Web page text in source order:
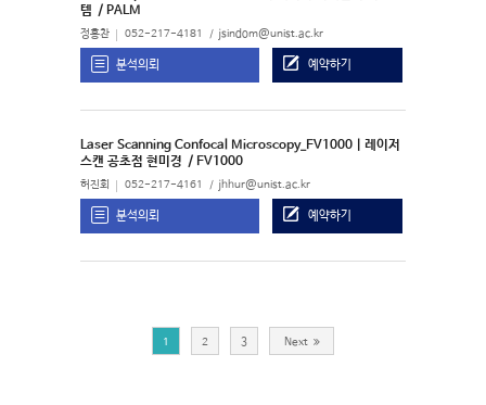
템 / PALM
정홍찬 052-217-4181 jsindom@unist.ac.kr
분석의뢰 예약하기
Laser Scanning Confocal Microscopy_FV1000 | 레이저
스캔 공초점 현미경 / FV1000
허진회 052-217-4161 jhhur@unist.ac.kr
분석의뢰 예약하기
1 2 3 Next